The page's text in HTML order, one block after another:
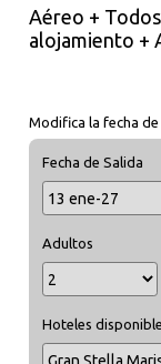
Aéreo +
alojamiento +
Modifica la fecha
Fecha de Salida
Adultos
Hoteles